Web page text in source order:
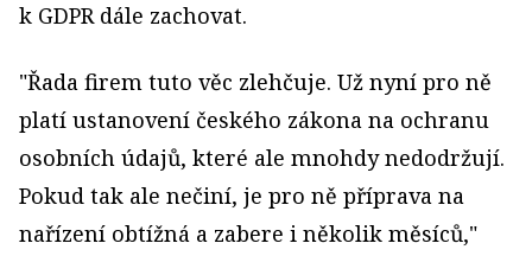
k GDPR dále zachovat.
"Řada firem tuto věc zlehčuje. Už nyní pro ně
platí ustanovení českého zákona na ochranu
osobních údajů, které ale mnohdy nedodržují.
Pokud tak ale nečiní, je pro ně příprava na
nařízení obtížná a zabere i několik měsíců,"